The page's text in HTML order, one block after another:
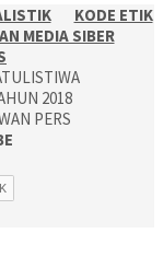
KODE ETIK
MEDIA SIBER
2018
PERS